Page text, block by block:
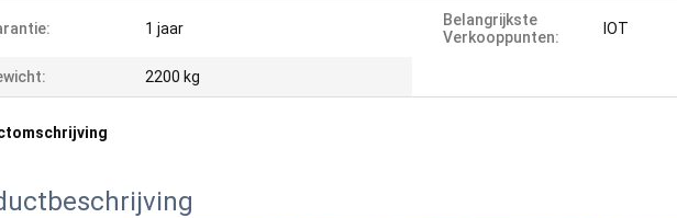
1 jaar
Belangrijkste
Verkooppunten:
IOT
2200 kg